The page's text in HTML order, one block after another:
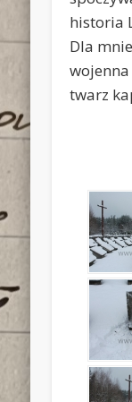
historia
Dla
wojenna
twarz